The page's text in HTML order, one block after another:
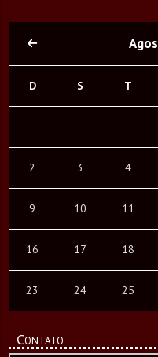
D S T
2 3 4
9 10 11
16 17 18
23 24 25
Contato